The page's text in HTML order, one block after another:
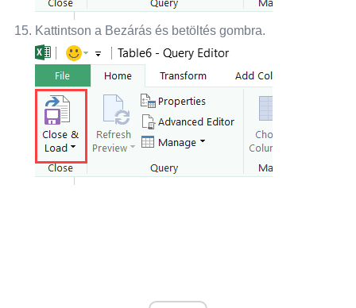
Kattintson a Bezárás és betöltés gombra.